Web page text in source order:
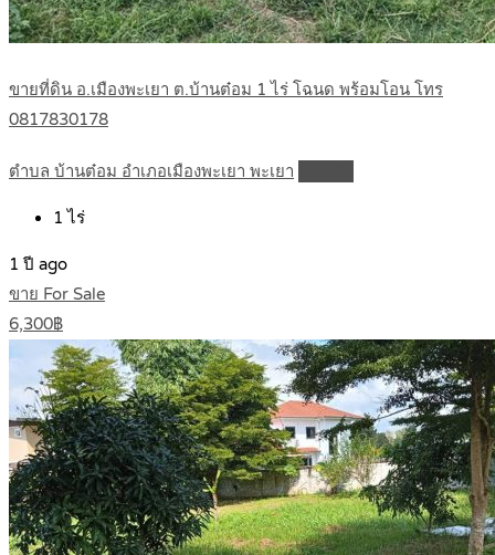
ขายที่ดิน อ.เมืองพะเยา ต.บ้านต๋อม 1 ไร่ โฉนด พร้อมโอน โทร
0817830178
ตำบล บ้านต๋อม อำเภอเมืองพะเยา พะเยา
1 ไร่
1 ปี ago
ขาย For Sale
6,300฿